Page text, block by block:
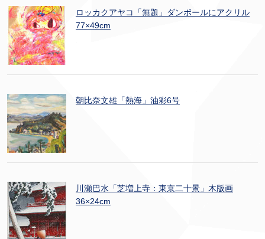
ロッカクアヤコ「無題」ダンボールにアクリル
77×49cm
朝比奈文雄「熱海」油彩6号
川瀬巴水「芝増上寺：東京二十景」木版画
36×24cm